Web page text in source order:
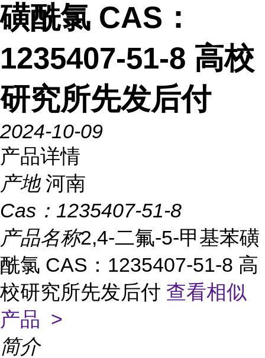
磺酰氯 CAS：
1235407-51-8 高校
研究所先发后付
2024-10-09
产品详情
产地 河南
Cas： 1235407-51-8
产品名称2,4-二氟-5-甲基苯磺
酰氯 CAS：1235407-51-8 高
校研究所先发后付 查看相似
产品 >
简介